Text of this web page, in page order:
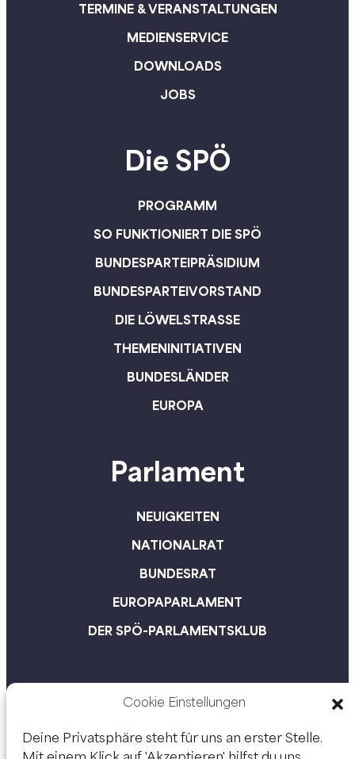
Cookie Einstellungen
Deine Privatsphäre steht für uns an erster Stelle.
TERMINE & VERANSTALTUNGEN
MEDIENSERVICE
DOWNLOADS
JOBS
Die SPÖ
PROGRAMM
SO FUNKTIONIERT DIE SPÖ
BUNDESPARTEIPRÄSIDIUM
BUNDESPARTEIVORSTAND
DIE LÖWELSTRASSE
THEMENINITIATIVEN
BUNDESLÄNDER
EUROPA
Parlament
NEUIGKEITEN
NATIONALRAT
BUNDESRAT
EUROPAPARLAMENT
DER SPÖ-PARLAMENTSKLUB